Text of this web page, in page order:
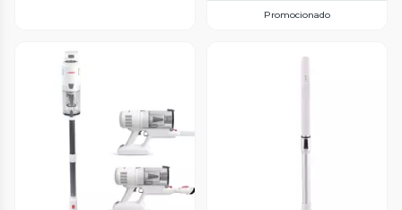
Promocionado